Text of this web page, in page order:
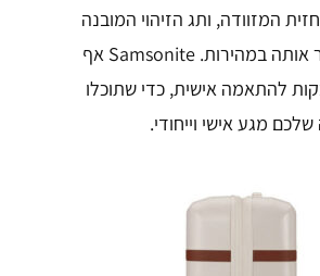
המזוודה, ותג הזיהוי המובנה
מסייע לכם לאתר אותה במהירות. Samsonite אף
להתאמה אישית, כדי שתוכלו
מגע אישי וייחודי.